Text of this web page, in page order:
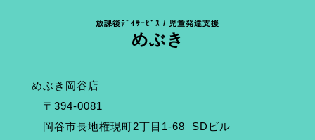
放課後ﾃﾞｲｻｰﾋﾞｽ / 児童発達支援
めぶき
めぶき岡谷店
〒394-0081
岡谷市長地権現町2丁目1-68 SDビル